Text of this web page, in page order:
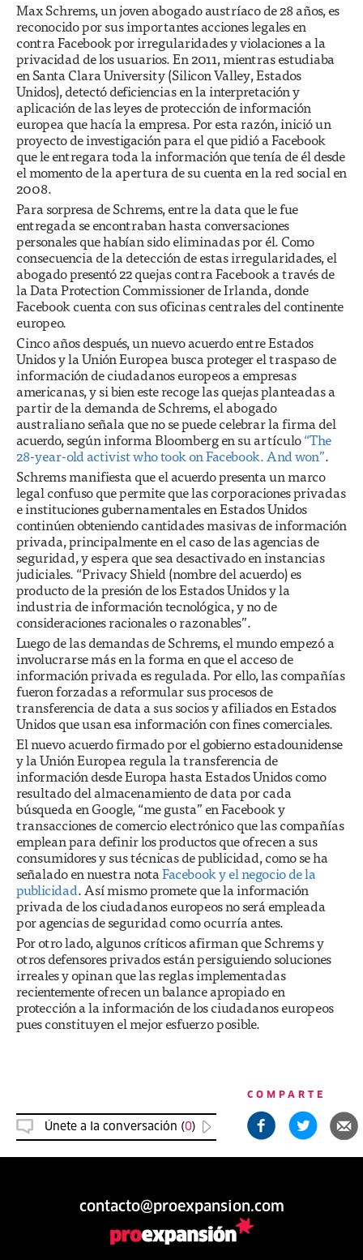
Max Schrems, un joven abogado austríaco de 28 años, es
reconocido por sus importantes acciones legales en
contra Facebook por irregularidades y violaciones a la
privacidad de los usuarios. En 2011, mientras estudiaba
en Santa Clara University (Silicon Valley, Estados
Unidos), detectó deficiencias en la interpretación y
aplicación de las leyes de protección de información
europea que hacía la empresa. Por esta razón, inició un
proyecto de investigación para el que pidió a Facebook
que le entregara toda la información que tenía de él desde
el momento de la apertura de su cuenta en la red social en
2008.
Para sorpresa de Schrems, entre la data que le fue
entregada se encontraban hasta conversaciones
personales que habían sido eliminadas por él. Como
consecuencia de la detección de estas irregularidades, el
abogado presentó 22 quejas contra Facebook a través de
la Data Protection Commissioner de Irlanda, donde
Facebook cuenta con sus oficinas centrales del continente
europeo.
Cinco años después, un nuevo acuerdo entre Estados
Unidos y la Unión Europea busca proteger el traspaso de
información de ciudadanos europeos a empresas
americanas, y si bien este recoge las quejas planteadas a
partir de la demanda de Schrems, el abogado
australiano señala que no se puede celebrar la firma del
acuerdo, según informa Bloomberg en su artículo“The
28-year-old activist who took on Facebook. And won”.
Schrems manifiesta que el acuerdo presenta un marco
legal confuso que permite que las corporaciones privadas
e instituciones gubernamentales en Estados Unidos
continúen obteniendo cantidades masivas de información
privada, principalmente en el caso de las agencias de
seguridad, y espera que sea desactivado en instancias
judiciales. “Privacy Shield (nombre del acuerdo) es
producto de la presión de los Estados Unidos y la
industria de información tecnológica, y no de
consideraciones racionales o razonables”.
Luego de las demandas de Schrems, el mundo empezó a
involucrarse más en la forma en que el acceso de
información privada es regulada. Por ello, las compañías
fueron forzadas a reformular sus procesos de
transferencia de data a sus socios y afiliados en Estados
Unidos que usan esa información con fines comerciales.
El nuevo acuerdo firmado por el gobierno estadounidense
y la Unión Europea regula la transferencia de
información desde Europa hasta Estados Unidos como
resultado del almacenamiento de data por cada
búsqueda en Google, “me gusta” en Facebook y
transacciones de comercio electrónico que las compañías
emplean para definir los productos que ofrecen a sus
consumidores y sus técnicas de publicidad, como se ha
señalado en nuestra notaFacebook y el negocio de la
publicidad. Así mismo promete que la información
privada de los ciudadanos europeos no será empleada
por agencias de seguridad como ocurría antes.
Por otro lado, algunos críticos afirman que Schrems y
otros defensores privados están persiguiendo soluciones
irreales y opinan que las reglas implementadas
recientemente ofrecen un balance apropiado en
protección a la información de los ciudadanos europeos
pues constituyen el mejor esfuerzo posible.
Únete a la conversación (0)
COMPARTE
contacto@proexpansion.com